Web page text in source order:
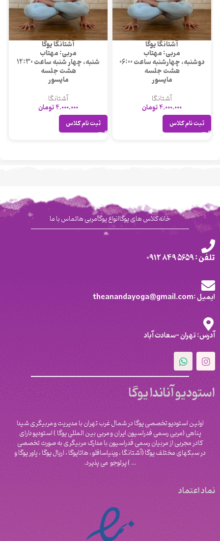
آشتانگا یوگا
مربی: مهتاب
دوشنبه، چهارشنبه ساعت 06:00
هشت جلسه
مایسور
آشتانگا
4.000.000تومان
ثبت نام کلاس
آشتانگا یوگا
مربی: مهتاب
شنبه، چهار شنبه ساعت 12:30
هشت جلسه
مایسور
آشتانگا
4.000.000تومان
ثبت نام کلاس
خانهکلاس های یوگاانواع یوگامربی هاتماس با ما
تلفن : 5659 849 0912
ایمیل :theanandayoga@gmail.com
آدرس: تهران -سعادت آباد
استودیو آناندا یوگا
اولین استودیو تخصصی یوگا در شمال غرب تهران با مدیریت و مربیگری شیدا
پناهی (مربی رسمی فدراسیون ایران و مربی بین المللی یوگا ) استودیو دارای
کادر مجربی از مربیان رسمی فدراسیون با مدارک مربیگری به صورت تخصصی
در سبکهای مختلف یوگا (آشتانگا ، وینیاسافلو ، هاتایوگا ، اریال یوگا ، پاور یوگا و
‌… ) پرتوجو می پذیرد.
نماد اعتماد